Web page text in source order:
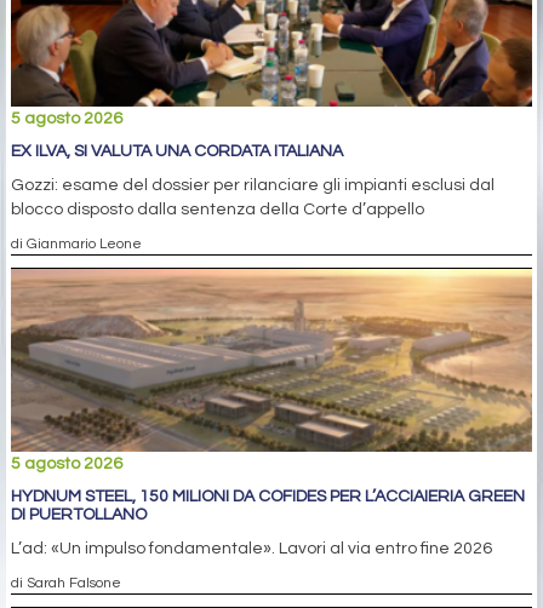
5 agosto 2026
EX ILVA, SI VALUTA UNA CORDATA ITALIANA
Gozzi: esame del dossier per rilanciare gli impianti esclusi dal
blocco disposto dalla sentenza della Corte d’appello
di Gianmario Leone
5 agosto 2026
HYDNUM STEEL, 150 MILIONI DA COFIDES PER L’ACCIAIERIA GREEN
DI PUERTOLLANO
L’ad: «Un impulso fondamentale». Lavori al via entro fine 2026
di Sarah Falsone